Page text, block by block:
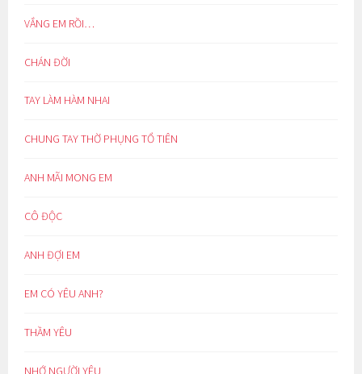
VẮNG EM RỒI…
CHÁN ĐỜI
TAY LÀM HÀM NHAI
CHUNG TAY THỜ PHỤNG TỔ TIÊN
ANH MÃI MONG EM
CÔ ĐỘC
ANH ĐỢI EM
EM CÓ YÊU ANH?
THẦM YÊU
NHỚ NGƯỜI YÊU